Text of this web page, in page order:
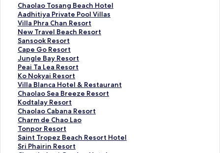
Chaolao Tosang Beach Hotel
ลิ
ง
ก์
ม
า
ต
ร
ฐ
า
น
สำ
ห
รั
บ
C
h
a
Aadhitiya Private Pool Villas
ลิ
ง
ก์
ม
า
ต
ร
ฐ
า
น
สำ
ห
รั
บ
A
a
Villa Phra Chan Resort
ลิ
ง
ก์
ม
า
ต
ร
ฐ
า
น
สำ
ห
รั
บ
V
New Travel Beach Resort
ลิ
ง
ก์
ม
า
ต
ร
ฐ
า
น
สำ
ห
รั
บ
Sansook Resort
ลิ
ง
ก์
ม
า
ต
ร
ฐ
า
น
สำ
ห
รั
Cape Go Resort
ลิ
ง
ก์
ม
า
ต
ร
ฐ
า
น
สำ
ห
Jungle Bay Resort
ลิ
ง
ก์
ม
า
ต
ร
ฐ
า
น
สำ
Peai Ta Lea Resort
ลิ
ง
ก์
ม
า
ต
ร
ฐ
า
น
Ko Nokyai Resort
ลิ
ง
ก์
ม
า
ต
ร
ฐ
า
Villa Blanca Hotel & Restaurant
ลิ
ง
ก์
ม
า
ต
ร
ฐ
Chaolao Sea Breeze Resort
ลิ
ง
ก์
ม
า
ต
ร
Kodtalay Resort
ลิ
ง
ก์
ม
า
ต
Chaolao Cabana Resort
ลิ
ง
ก์
ม
า
Charm de Chao Lao
ลิ
ง
ก์
ม
Tonpor Resort
ลิ
ง
ก์
Saint Tropez Beach Resort Hotel
ลิ
ง
Sri Phairin Resort
ลิ